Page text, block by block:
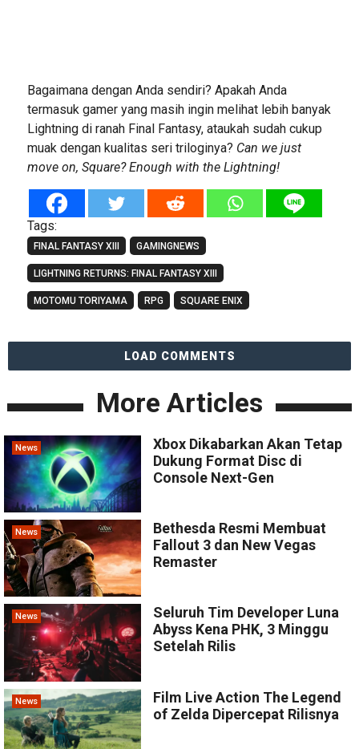
Bagaimana dengan Anda sendiri? Apakah Anda
termasuk gamer yang masih ingin melihat lebih banyak
Lightning di ranah Final Fantasy, ataukah sudah cukup
muak dengan kualitas seri triloginya? Can we just
move on, Square? Enough with the Lightning!
Tags:
FINAL FANTASY XIII GAMINGNEWS
LIGHTNING RETURNS: FINAL FANTASY XIII
MOTOMU TORIYAMA RPG SQUARE ENIX
LOAD COMMENTS
More Articles
News
Xbox Dikabarkan Akan Tetap
Dukung Format Disc di
Console Next-Gen
News
Bethesda Resmi Membuat
Fallout 3 dan New Vegas
Remaster
News
Seluruh Tim Developer Luna
Abyss Kena PHK, 3 Minggu
Setelah Rilis
News
Film Live Action The Legend
of Zelda Dipercepat Rilisnya